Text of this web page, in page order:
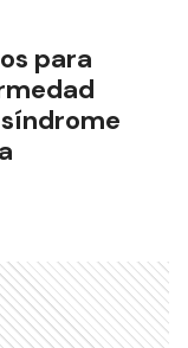
para